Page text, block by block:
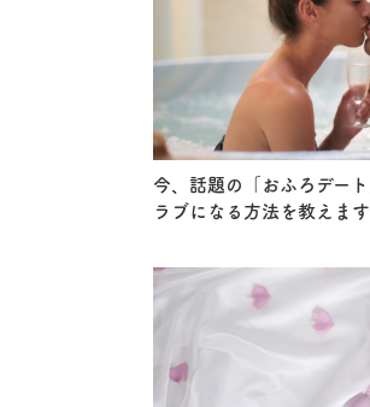
今、話題の「おふろデー
ラブになる方法を教えます